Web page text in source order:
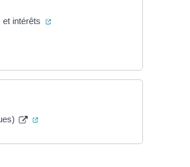
et intérêts (ouverture dans un nouvel onglet)
(ouverture dans un nouvel onglet)